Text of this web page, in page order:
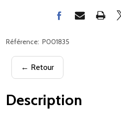
Référence: P001835
← Retour
Description